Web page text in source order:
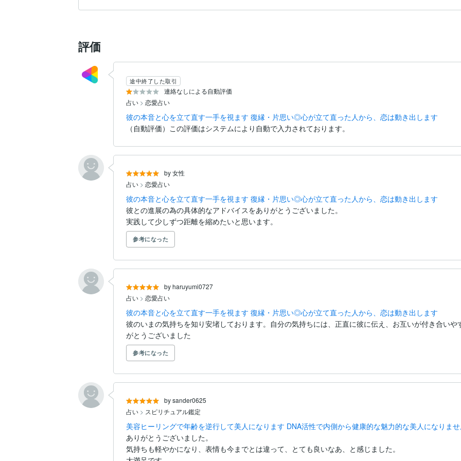
評価
連絡なしによる自動評価
途中終了した取引
占い > 恋愛占い
彼の本音と心を立て直す一手を視ます 復縁・片思い◎心が立て直った人から、恋は動き出します
（自動評価）この評価はシステムにより自動で入力されております。
by 女性
占い > 恋愛占い
彼の本音と心を立て直す一手を視ます 復縁・片思い◎心が立て直った人から、恋は動き出します
彼との進展の為の具体的なアドバイスをありがとうございました。
実践して少しずつ距離を縮めたいと思います。
参考になった
by haruyumi0727
占い > 恋愛占い
彼の本音と心を立て直す一手を視ます 復縁・片思い◎心が立て直った人から、恋は動き出します
彼のいまの気持ちを知り安堵しております。自分の気持ちには、正直に彼に伝え、お互いが付き合い
がとうございました
参考になった
by sander0625
占い > スピリチュアル鑑定
美容ヒーリングで年齢を逆行して美人になります DNA活性で内側から健康的な魅力的な美人になりま
ありがとうございました。
気持ちも軽やかになり、表情も今までとは違って、とても良いなあ、と感じました。